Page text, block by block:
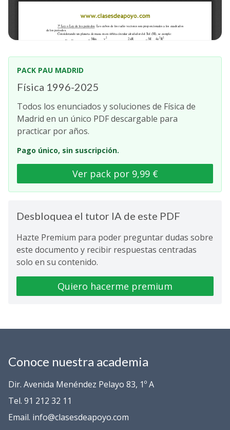
PACK PAU MADRID
Física 1996-2025
Todos los enunciados y soluciones de Física de
Madrid en un único PDF descargable para
practicar por años.
Pago único, sin suscripción.
Ver pack por 9,99 €
Desbloquea el tutor IA de este PDF
Hazte Premium para poder preguntar dudas sobre
este documento y recibir respuestas centradas
solo en su contenido.
Quiero hacerme premium
Conoce nuestra academia
Dir. Avenida Menéndez Pelayo 83, 1º A
Tel. 91 212 32 11
Email. info@clasesdeapoyo.com